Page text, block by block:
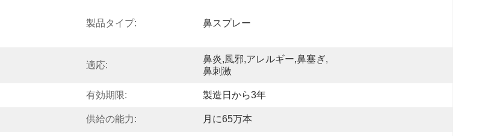
製品タイプ: 鼻スプレー
適応:
鼻炎,風邪,アレルギー,鼻塞ぎ,
鼻刺激
有効期限: 製造日から3年
供給の能力: 月に65万本